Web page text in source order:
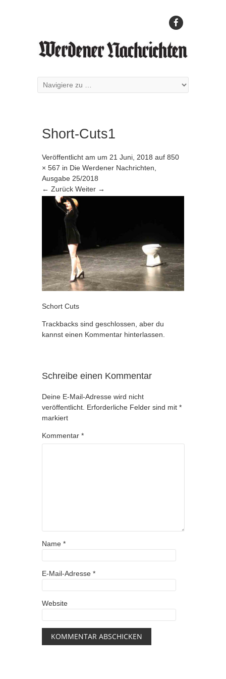
Short-Cuts1
Veröffentlicht am um 21 Juni, 2018 auf 850
× 567 in Die Werdener Nachrichten,
Ausgabe 25/2018
← Zurück Weiter →
Schort Cuts
Trackbacks sind geschlossen, aber du
kannst einen Kommentar hinterlassen
Schreibe einen Kommentar
Deine E-Mail-Adresse wird nicht
veröffentlicht. Erforderliche Felder sind mit *
markiert
Kommentar *
Name *
E-Mail-Adresse *
Website